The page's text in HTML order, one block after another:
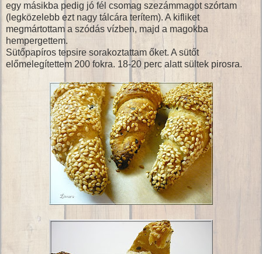
egy másikba pedig jó fél csomag szezámmagot szórtam
(legközelebb ezt nagy tálcára terítem). A kifliket
megmártottam a szódás vízben, majd a magokba
hempergettem.
Sütőpapíros tepsire sorakoztattam őket. A sütőt
előmelegítettem 200 fokra. 18-20 perc alatt sültek pirosra.